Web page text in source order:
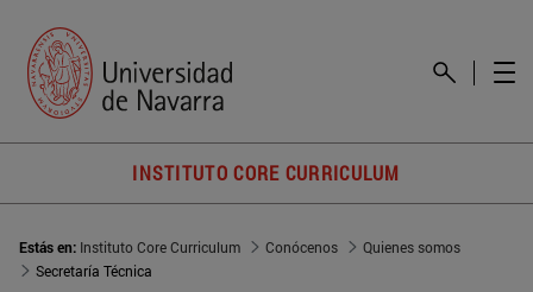
INSTITUTO CORE CURRICULUM
Estás en: Instituto Core Curriculum Conócenos
Quienes somos
Secretaría Técnica